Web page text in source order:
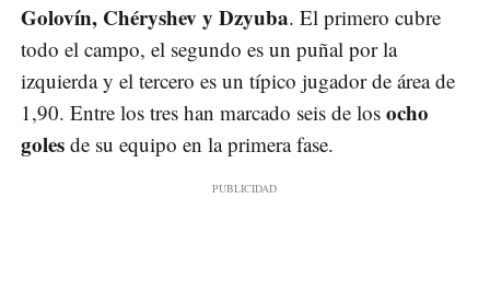
Golovín, Chéryshev y Dzyuba. El primero cubre
todo el campo, el segundo es un puñal por la
izquierda y el tercero es un típico jugador de área de
1,90. Entre los tres han marcado seis de los ocho
goles de su equipo en la primera fase.